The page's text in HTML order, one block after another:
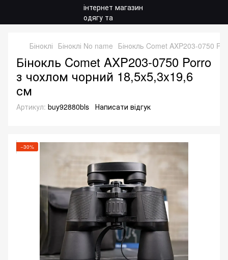
Біноклі Біноклі No name Бінокль Comet AXP203-0750
Бінокль Comet AXP203-0750 Porro
з чохлом чорний 18,5x5,3x19,6
см
Артикул: buy92880bls Написати відгук
−30%